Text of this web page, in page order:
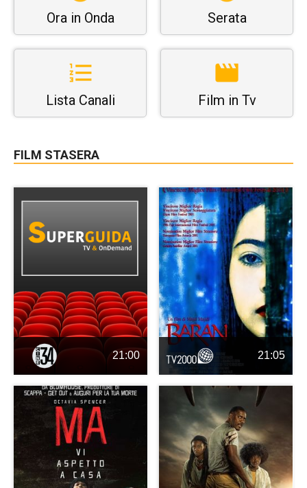
Ora in Onda Serata
Lista Canali Film in Tv
FILM STASERA
21:00 21:05